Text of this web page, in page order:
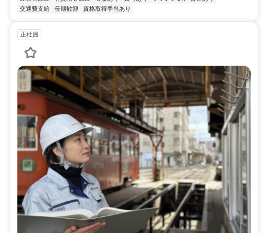
交通費支給
長期歓迎 資格取得手当あり
正社員